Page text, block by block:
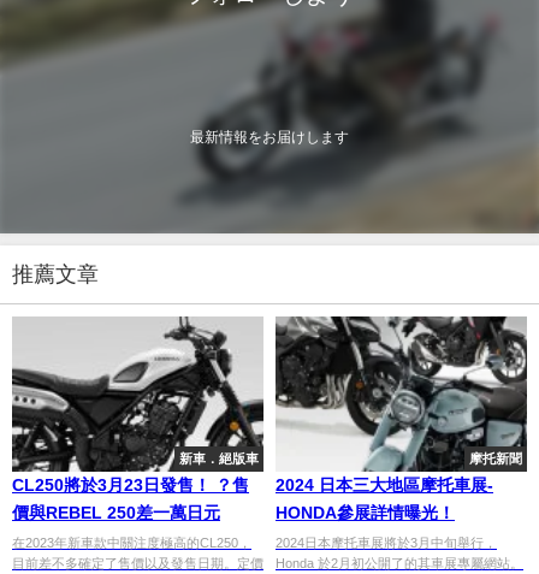
最新情報をお届けします
推薦文章
新車．絕版車
CL250將於3月23日發售！ ？售
價與REBEL 250差一萬日元
在2023年新車款中關注度極高的CL250，
目前差不多確定了售價以及發售日期。定價
摩托新聞
2024 日本三大地區摩托車展-
HONDA參展詳情曝光！
2024日本摩托車展將於3月中旬舉行，
Honda 於2月初公開了的其車展專屬網站。